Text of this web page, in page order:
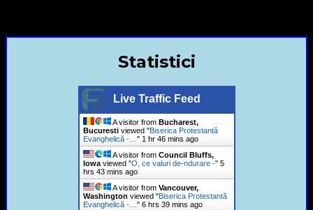
Statistici
Live Traffic Feed
A visitor from Bucharest,
Bucurestiviewed "Biserica Protestantă
Evanghelică -… " 1 hr 46 mins ago
A visitor from Council Bluffs,
Iowaviewed "O, ce valuri de-ndurare -" 5
hrs 43 mins ago
A visitor from Vancouver,
Washington viewed "Biserica Protestantă
Evanghelică -… " 6 hrs 39 mins ago